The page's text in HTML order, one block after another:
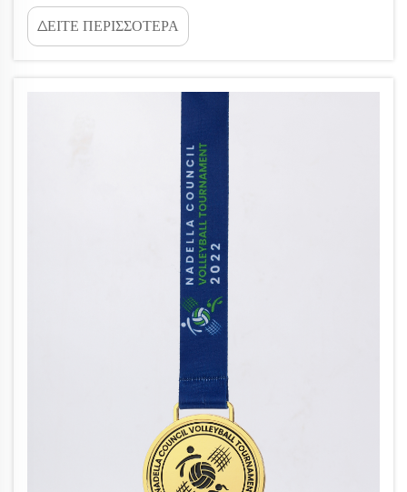
αποτελέσματα της επιχείρησής σας, ανεξάρτητα από το αν χρειάζεστε
προσαρμοσμένα μετάλλια, βιομηχανικά εξαρτήματα ή ειδικά
ΔΕΙΤΕ ΠΕΡΙΣΣΟΤΕΡΑ